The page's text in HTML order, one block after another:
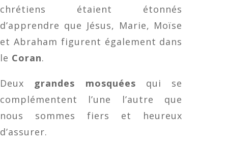
chrétiens étaient étonnés
d’apprendre que Jésus, Marie, Moïse
et Abraham figurent également dans
le Coran.
Deux grandes mosquées qui se
complémentent l’une l’autre que
nous sommes fiers et heureux
d’assurer.